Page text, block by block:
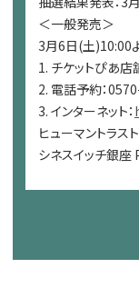
＜一般発売＞
3月6日(土)10:00
1. チケットぴあ店
2. 電話予約：
3. インターネット：
ヒューマントラス
シネスイッチ銀座